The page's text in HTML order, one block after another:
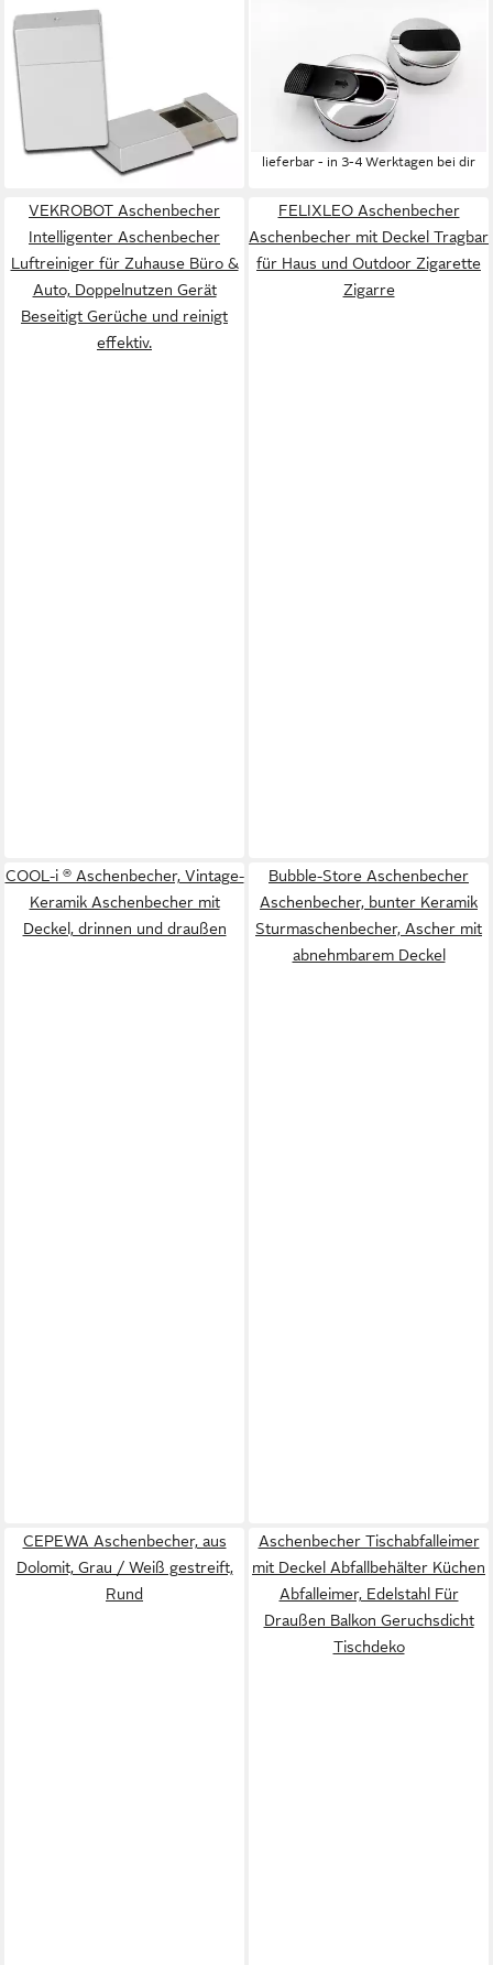
Aschenbecher
Taschenaschenbecher
Rechteckig Silberfarben Mini
Ascher Reise
6,95 €
lieferbar - in 2-3 Werktagen bei dir
Reiseaschenbecher rund
geruchssicher für
Hosentasche / Handtasche,
klein, praktisch und sicher für
unterwegs
17,99 €
(9,00 €/ 1 Stk)
lieferbar - in 3-4 Werktagen bei dir
VEKROBOT Aschenbecher
Intelligenter Aschenbecher
Luftreiniger für Zuhause Büro &
Auto, Doppelnutzen Gerät
Beseitigt Gerüche und reinigt
effektiv.
FELIXLEO Aschenbecher
Aschenbecher mit Deckel Tragbar
für Haus und Outdoor Zigarette
Zigarre
COOL-i ® Aschenbecher, Vintage-
Keramik Aschenbecher mit
Deckel, drinnen und draußen
Bubble-Store Aschenbecher
Aschenbecher, bunter Keramik
Sturmaschenbecher, Ascher mit
abnehmbarem Deckel
CEPEWA Aschenbecher, aus
Dolomit, Grau / Weiß gestreift,
Rund
Aschenbecher Tischabfalleimer
mit Deckel Abfallbehälter Küchen
Abfalleimer, Edelstahl Für
Draußen Balkon Geruchsdicht
Tischdeko